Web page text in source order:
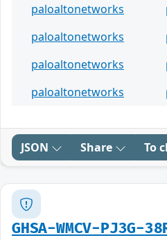
paloaltonetworks
paloaltonetworks
paloaltonetworks
paloaltonetworks
JSON Share To
GHSA-WMCV-PJ3G-